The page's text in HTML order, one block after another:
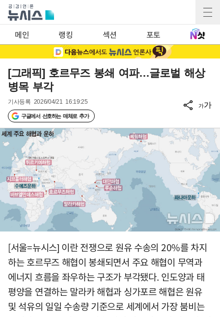
메인 랭킹 섹션 포토
[그래픽] 호르무즈 봉쇄 여파…글로벌 해상
병목 부각
기사등록 2026/04/21 16:19:25
구글에서 선호하는 매체로 추가
가가
[서울=뉴시스] 이란 전쟁으로 원유 수송의 20%를 차지
하는 호르무즈 해협이 봉쇄되면서 주요 해협이 무역과
에너지 흐름을 좌우하는 구조가 부각됐다. 인도양과 태
평양을 연결하는 말라카 해협과 싱가포르 해협은 원유
및 석유의 일일 수송량 기준으로 세계에서 가장 붐비는